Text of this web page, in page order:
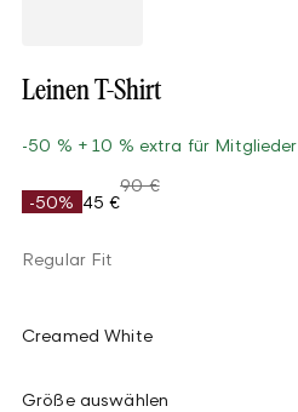
Leinen T-Shirt
-50 % + 10 % extra für Mitglieder
-50% 45 €
90 €
Regular Fit
Creamed White
Größe auswählen